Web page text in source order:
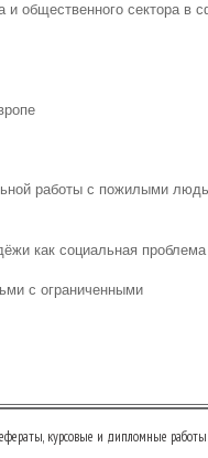
и общественного сектора в
работы с пожилыми
как социальная проблема
с ограниченными
курсовые и дипломные работы